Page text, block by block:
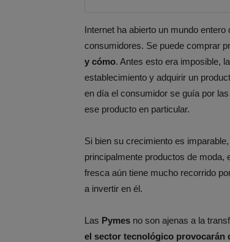
Internet ha abierto un mundo
consumidores. Se puede comprar
y cómo. Antes esto era imposible,
establecimiento y adquirir un
en día el consumidor se guía por las
ese producto en particular.
Si bien su crecimiento es imparable,
principalmente productos de
fresca aún tiene mucho recorrido
a invertir en él.
Las Pymes no son ajenas a la
el sector tecnológico provocarán